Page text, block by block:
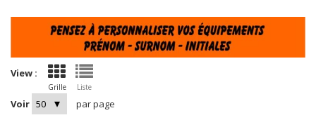
View :
Grille Liste
Voir par page